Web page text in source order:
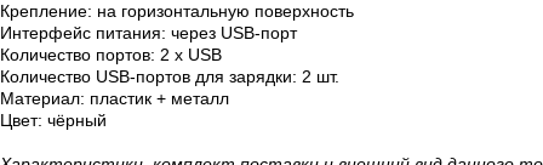
Крепление: на горизонтальную поверхность
Интерфейс питания: через USB-порт
Количество портов: 2 x USB
Количество USB-портов для зарядки: 2 шт.
Материал: пластик + металл
Цвет: чёрный